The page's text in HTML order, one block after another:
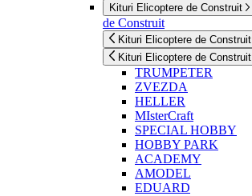
Kituri Elicoptere de Construit
de Construit
Kituri Elicoptere de Construit
Kituri Elicoptere de Construit
TRUMPETER
ZVEZDA
HELLER
MIsterCraft
SPECIAL HOBBY
HOBBY PARK
ACADEMY
AMODEL
EDUARD